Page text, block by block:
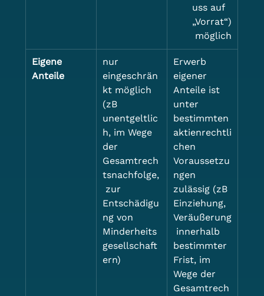
uss auf
„Vorrat“)
möglich
Eigene
Anteile
nur
eingeschrän
kt möglich
(zB
unentgeltlic
h, im Wege
der
Gesamtrech
tsnachfolge,
zur
Entschädigu
ng von
Minderheits
gesellschaft
ern)
Erwerb
eigener
Anteile ist
unter
bestimmten
aktienrechtli
chen
Voraussetzu
ngen
zulässig (zB
Einziehung,
Veräußerung
innerhalb
bestimmter
Frist, im
Wege der
Gesamtrech